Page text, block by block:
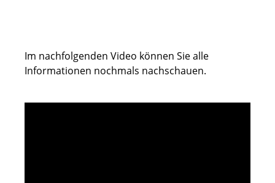
Im nachfolgenden Video können Sie alle
Informationen nochmals nachschauen.